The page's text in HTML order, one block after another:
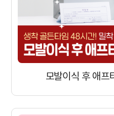
모발이식 후 애프